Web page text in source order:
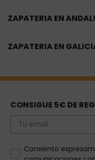
ZAPATERIA EN
ZAPATERIA EN
CONSIGUE 5€ DE
Email
How would you like to
Consiento